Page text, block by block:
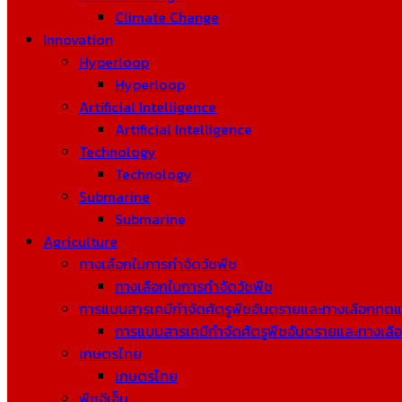
Climate Change
Innovation
Hyperloop
Hyperloop
Artificial Intelligence
Artificial Intelligence
Technology
Technology
Submarine
Submarine
Agriculture
ทางเลือกในการกำจัดวัชพืช
ทางเลือกในการกำจัดวัชพืช
การแบนสารเคมีกำจัดศัตรูพืชอันตรายและทางเลือกทด
การแบนสารเคมีกำจัดศัตรูพืชอันตรายและทางเ
เกษตรไทย
เกษตรไทย